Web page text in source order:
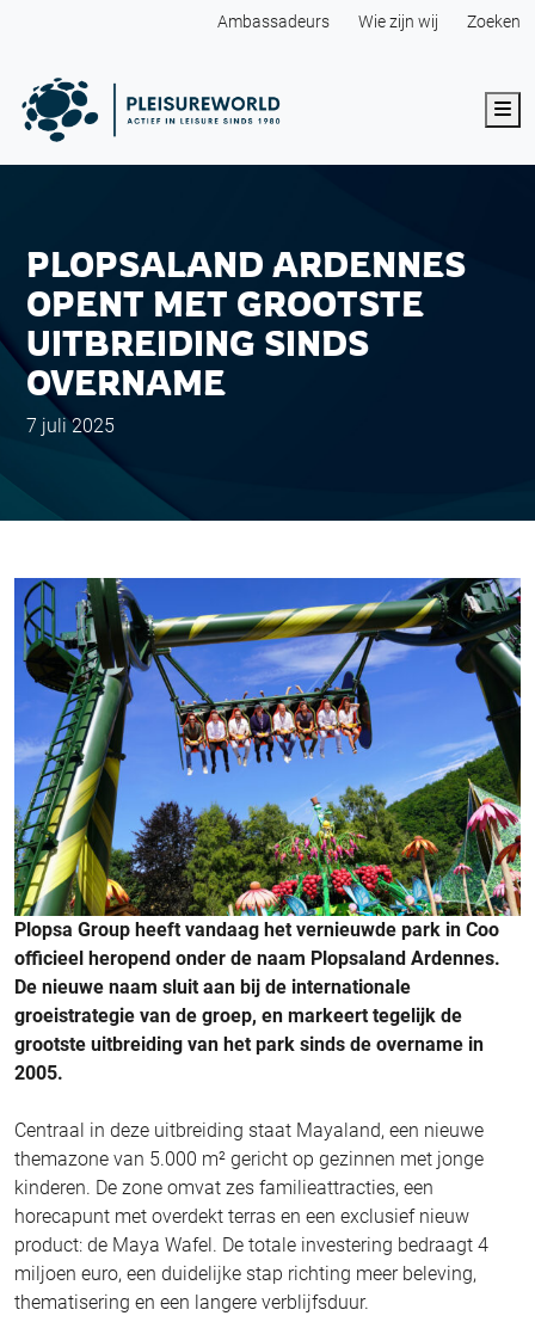
Ambassadeurs Wie zijn wij Zoeken
PLOPSALAND ARDENNES
OPENT MET GROOTSTE
UITBREIDING SINDS
OVERNAME
7 juli 2025
Plopsa Group heeft vandaag het vernieuwde park in Coo
officieel heropend onder de naam Plopsaland Ardennes.
De nieuwe naam sluit aan bij de internationale
groeistrategie van de groep, en markeert tegelijk de
grootste uitbreiding van het park sinds de overname in
2005.
Centraal in deze uitbreiding staat Mayaland, een nieuwe
themazone van 5.000 m² gericht op gezinnen met jonge
kinderen. De zone omvat zes familieattracties, een
horecapunt met overdekt terras en een exclusief nieuw
product: de Maya Wafel. De totale investering bedraagt 4
miljoen euro, een duidelijke stap richting meer beleving,
thematisering en een langere verblijfsduur.